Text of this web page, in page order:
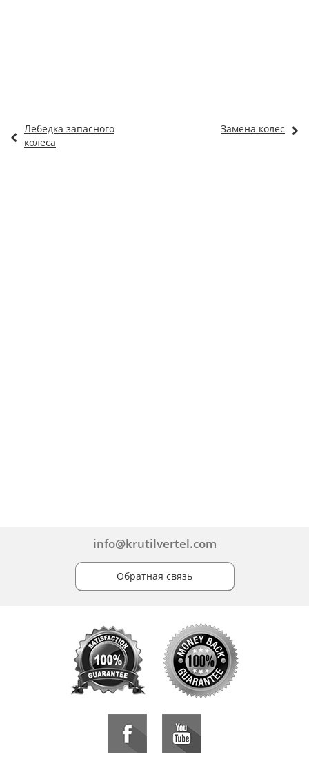
Лебедка запасного
колеса
Замена колес
info@krutilvertel.com
Обратная связь